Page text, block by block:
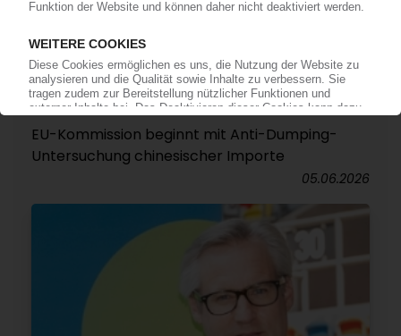
AROMATISCHE COPOLYESTER
EU-Kommission beginnt mit Anti-Dumping-
Untersuchung chinesischer Importe
05.06.2026